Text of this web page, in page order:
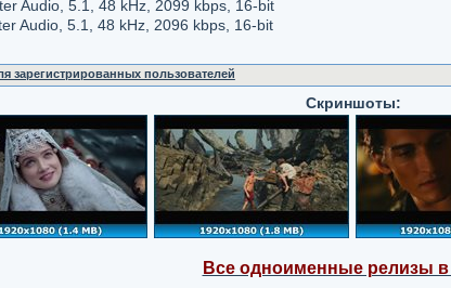
Audio, 5.1, 48 kHz, 2099 kbps, 16-bit
Audio, 5.1, 48 kHz, 2096 kbps, 16-bit
зарегистрированных пользователей
Скриншоты:
Все одноименные релизы в